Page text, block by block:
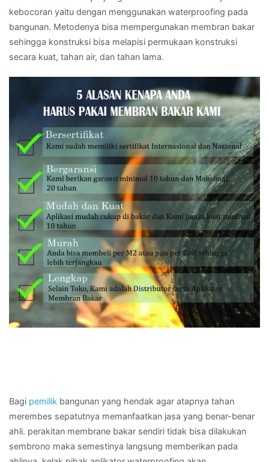
kebocoran yaitu dengan menggunakan waterproofing pada
bangunan. Metodenya bisa mempergunakan membran bakar
sehingga konstruksi bisa melapisi permukaan konstruksi
secara kuat, tahan air, dan tahan lama.
Bagi pemilik bangunan yang hendak agar atapnya tahan
merembes sepatutnya memanfaatkan jasa yang benar-benar
ahli. perakitan membrane bakar sendiri tidak bisa dilakukan
sembrono maka semestinya langsung memberikan pada